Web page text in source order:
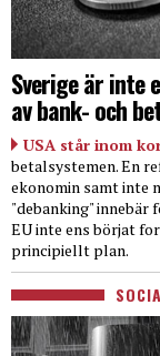
Sverige är inte
av bank- och
USA står inom
betalsystemen. En
ekonomin samt inte
"debanking" innebär
EU inte ens börjat
principiellt plan.